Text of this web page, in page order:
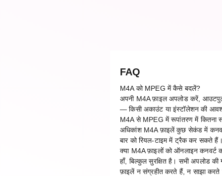
FAQ
M4A को MPEG में कैसे बदलें?
अपनी M4A फ़ाइल अपलोड करें,
— किसी अकाउंट या इंस्टॉलेशन की
M4A से MPEG में रूपांतरण में कितना
अधिकांश M4A फ़ाइलें कुछ सेकंड में
बार को रियल-टाइम में ट्रैक कर सकते
क्या M4A फ़ाइलों को ऑनलाइन कनवर्ट
हाँ, बिल्कुल सुरक्षित है। सभी अपलोड
फ़ाइलें न संग्रहीत करते हैं, न साझा करते